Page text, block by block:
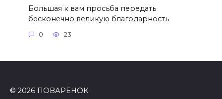
Большая к вам просьба передать
бесконечно великую благодарность
0 23
© 2026 ПОВАРЁНОК